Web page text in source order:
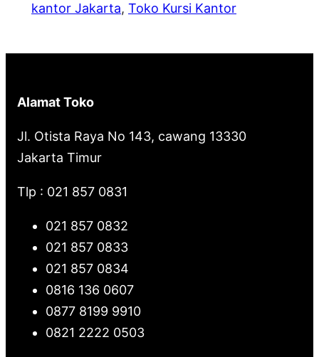
kantor Jakarta, Toko Kursi Kantor
Alamat Toko
Jl. Otista Raya No 143, cawang 13330
Jakarta Timur
Tlp : 021 857 0831
021 857 0832
021 857 0833
021 857 0834
0816 136 0607
0877 8199 9910
0821 2222 0503